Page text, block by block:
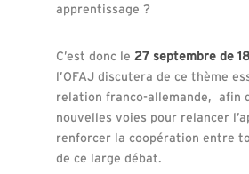
apprentissage ?
C’est donc le 27 septembre de
l’OFAJ discutera de ce thème
relation franco-allemande, afin
nouvelles voies pour relancer
renforcer la coopération entre
de ce large débat.